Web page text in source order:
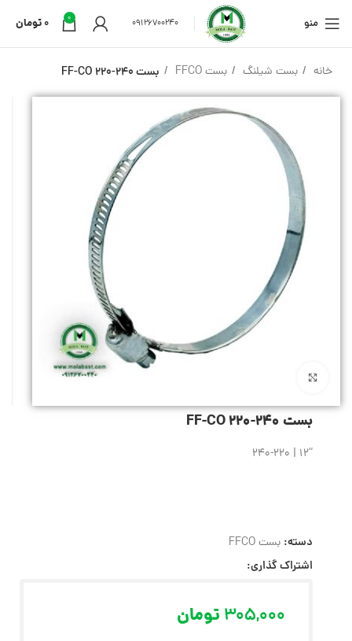
منو 09126700240
0
0تومان
خانه بست شیلنگ بست FFCO بست 240-220 FF-CO
بست 240-220 FF-CO
“12 | 240-220
دسته: بست FFCO
اشتراک گذاری:
305,000 تومان